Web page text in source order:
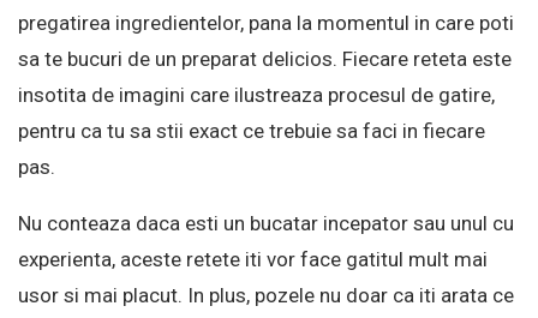
pregatirea ingredientelor, pana la momentul in care poti
sa te bucuri de un preparat delicios. Fiecare reteta este
insotita de imagini care ilustreaza procesul de gatire,
pentru ca tu sa stii exact ce trebuie sa faci in fiecare
pas.
Nu conteaza daca esti un bucatar incepator sau unul cu
experienta, aceste retete iti vor face gatitul mult mai
usor si mai placut. In plus, pozele nu doar ca iti arata ce